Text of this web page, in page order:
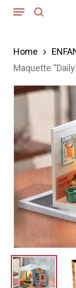
Skip
content
Menu
Home
Maquette